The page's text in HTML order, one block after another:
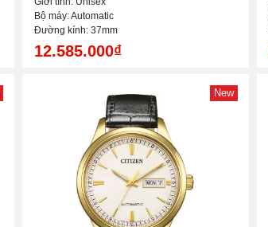
Bộ máy: Automatic
Đường kính: 37mm
12.585.000₫
New